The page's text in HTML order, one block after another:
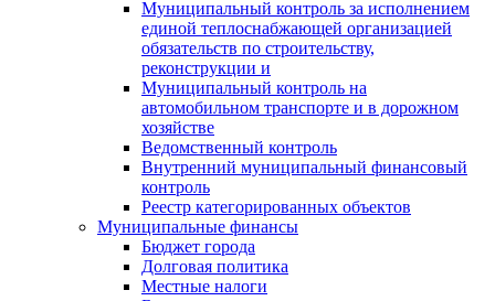
Муниципальный контроль за исполнением
единой теплоснабжающей организацией
обязательств по строительству,
реконструкции и
Муниципальный контроль на
автомобильном транспорте и в дорожном
хозяйстве
Ведомственный контроль
Внутренний муниципальный финансовый
контроль
Реестр категорированных объектов
Муниципальные финансы
Бюджет города
Долговая политика
Местные налоги